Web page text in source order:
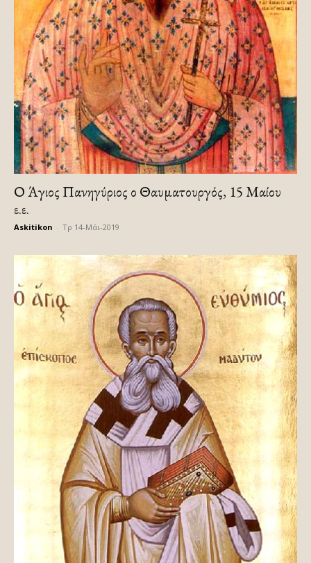
Ο Άγιος Πανηγύριος ο Θαυματουργός, 15 Μαίου
ε.ε.
Askitikon Τρ 14-Μάι-2019